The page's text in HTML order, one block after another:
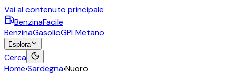
Vai al contenuto principale
BenzinaFacile
BenzinaGasolioGPLMetano
Esplora
Cerca
Home›Sardegna›Nuoro